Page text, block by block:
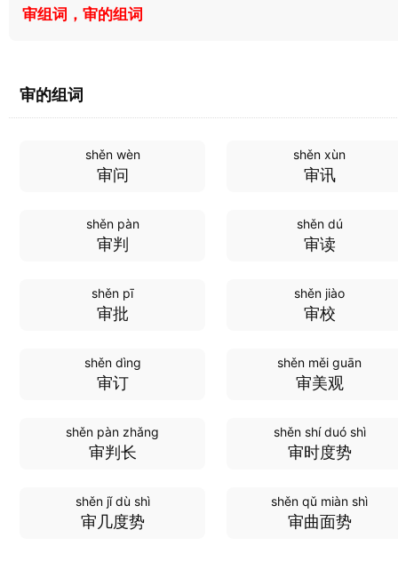
审组词，审的组词
审的组词
shěn wèn
审问
shěn xùn
审讯
shěn pàn
审判
shěn dú
审读
shěn pī
审批
shěn jiào
审校
shěn dìng
审订
shěn měi guān
审美观
shěn pàn zhǎng
审判长
shěn shí duó shì
审时度势
shěn jǐ dù shì
审几度势
shěn qǔ miàn shì
审曲面势